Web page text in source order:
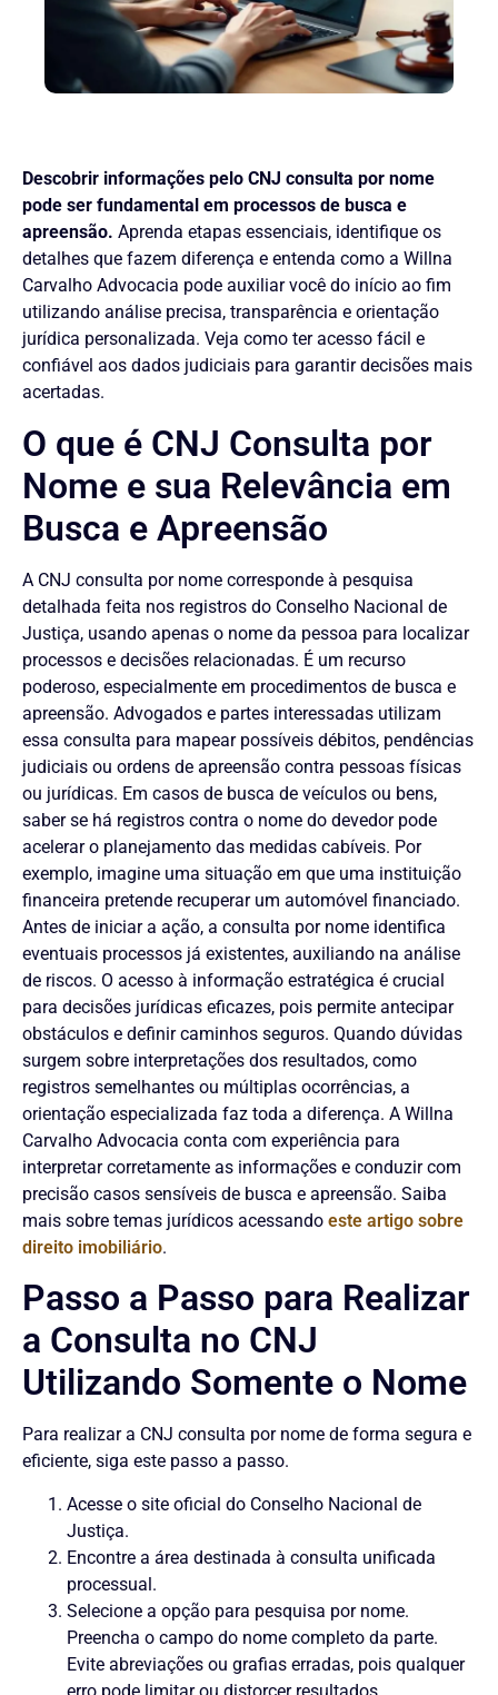
Descobrir informações pelo CNJ consulta por nome
pode ser fundamental em processos de busca e
apreensão. Aprenda etapas essenciais, identifique os
detalhes que fazem diferença e entenda como a Willna
Carvalho Advocacia pode auxiliar você do início ao fim
utilizando análise precisa, transparência e orientação
jurídica personalizada. Veja como ter acesso fácil e
confiável aos dados judiciais para garantir decisões mais
acertadas.
O que é CNJ Consulta por
Nome e sua Relevância em
Busca e Apreensão
A CNJ consulta por nome corresponde à pesquisa
detalhada feita nos registros do Conselho Nacional de
Justiça, usando apenas o nome da pessoa para localizar
processos e decisões relacionadas. É um recurso
poderoso, especialmente em procedimentos de busca e
apreensão. Advogados e partes interessadas utilizam
essa consulta para mapear possíveis débitos, pendências
judiciais ou ordens de apreensão contra pessoas físicas
ou jurídicas. Em casos de busca de veículos ou bens,
saber se há registros contra o nome do devedor pode
acelerar o planejamento das medidas cabíveis. Por
exemplo, imagine uma situação em que uma instituição
financeira pretende recuperar um automóvel financiado.
Antes de iniciar a ação, a consulta por nome identifica
eventuais processos já existentes, auxiliando na análise
de riscos. O acesso à informação estratégica é crucial
para decisões jurídicas eficazes, pois permite antecipar
obstáculos e definir caminhos seguros. Quando dúvidas
surgem sobre interpretações dos resultados, como
registros semelhantes ou múltiplas ocorrências, a
orientação especializada faz toda a diferença. A Willna
Carvalho Advocacia conta com experiência para
interpretar corretamente as informações e conduzir com
precisão casos sensíveis de busca e apreensão. Saiba
mais sobre temas jurídicos acessando este artigo sobre
direito imobiliário.
Passo a Passo para Realizar
a Consulta no CNJ
Utilizando Somente o Nome
Para realizar a CNJ consulta por nome de forma segura e
eficiente, siga este passo a passo.
Acesse o site oficial do Conselho Nacional de
Justiça.
Encontre a área destinada à consulta unificada
processual.
Selecione a opção para pesquisa por nome.
Preencha o campo do nome completo da parte.
Evite abreviações ou grafias erradas, pois qualquer
erro pode limitar ou distorcer resultados.